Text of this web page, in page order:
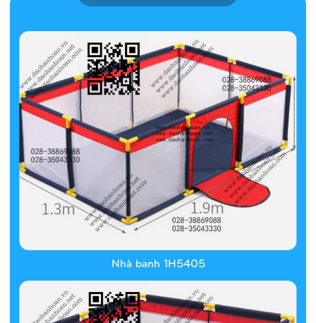
Nhà banh 1H5405